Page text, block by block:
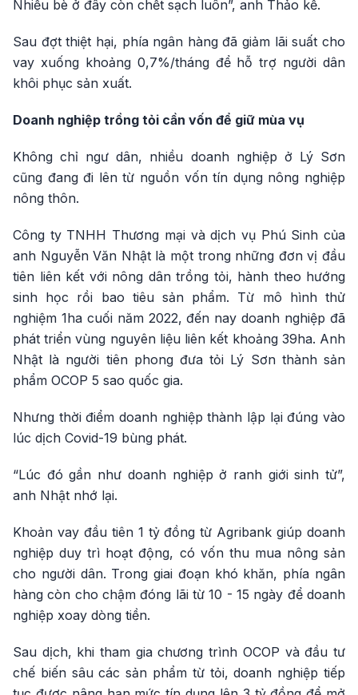
Nhiều bè ở đây còn chết sạch luôn”, anh Thảo kể.
Sau đợt thiệt hại, phía ngân hàng đã giảm lãi suất cho
vay xuống khoảng 0,7%/tháng để hỗ trợ người dân
khôi phục sản xuất.
Doanh nghiệp trồng tỏi cần vốn để giữ mùa vụ
Không chỉ ngư dân, nhiều doanh nghiệp ở Lý Sơn
cũng đang đi lên từ nguồn vốn tín dụng nông nghiệp
nông thôn.
Công ty TNHH Thương mại và dịch vụ Phú Sinh của
anh Nguyễn Văn Nhật là một trong những đơn vị đầu
tiên liên kết với nông dân trồng tỏi, hành theo hướng
sinh học rồi bao tiêu sản phẩm. Từ mô hình thử
nghiệm 1ha cuối năm 2022, đến nay doanh nghiệp đã
phát triển vùng nguyên liệu liên kết khoảng 39ha. Anh
Nhật là người tiên phong đưa tỏi Lý Sơn thành sản
phẩm OCOP 5 sao quốc gia.
Nhưng thời điểm doanh nghiệp thành lập lại đúng vào
lúc dịch Covid-19 bùng phát.
“Lúc đó gần như doanh nghiệp ở ranh giới sinh tử”,
anh Nhật nhớ lại.
Khoản vay đầu tiên 1 tỷ đồng từ Agribank giúp doanh
nghiệp duy trì hoạt động, có vốn thu mua nông sản
cho người dân. Trong giai đoạn khó khăn, phía ngân
hàng còn cho chậm đóng lãi từ 10 - 15 ngày để doanh
nghiệp xoay dòng tiền.
Sau dịch, khi tham gia chương trình OCOP và đầu tư
chế biến sâu các sản phẩm từ tỏi, doanh nghiệp tiếp